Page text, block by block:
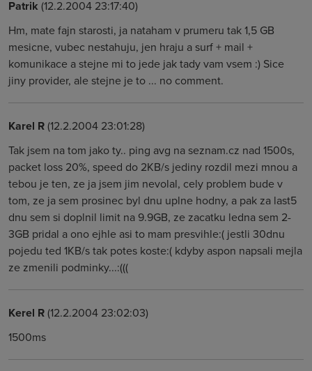
Patrik (12.2.2004 23:17:40)
Hm, mate fajn starosti, ja nataham v prumeru tak 1,5 GB
mesicne, vubec nestahuju, jen hraju a surf + mail +
komunikace a stejne mi to jede jak tady vam vsem :) Sice
jiny provider, ale stejne je to ... no comment.
Karel R(12.2.2004 23:01:28)
Tak jsem na tom jako ty.. ping avg na seznam.cz nad 1500s,
packet loss 20%, speed do 2KB/s jediny rozdil mezi mnou a
tebou je ten, ze ja jsem jim nevolal, cely problem bude v
tom, ze ja sem prosinec byl dnu uplne hodny, a pak za last5
dnu sem si doplnil limit na 9.9GB, ze zacatku ledna sem 2-
3GB pridal a ono ejhle asi to mam presvihle:( jestli 30dnu
pojedu ted 1KB/s tak potes koste:( kdyby aspon napsali mejla
ze zmenili podminky...:(((
Kerel R(12.2.2004 23:02:03)
1500ms